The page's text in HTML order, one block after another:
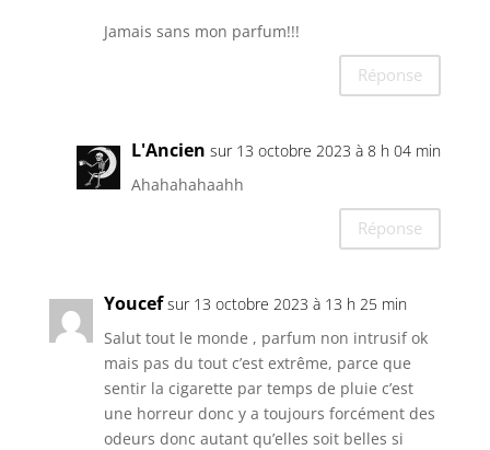
Jamais sans mon parfum!!!
Réponse
L'Ancien sur 13 octobre 2023 à 8 h 04 min
Ahahahahaahh
Réponse
Youcef sur 13 octobre 2023 à 13 h 25 min
Salut tout le monde , parfum non intrusif ok
mais pas du tout c’est extrême, parce que
sentir la cigarette par temps de pluie c’est
une horreur donc y a toujours forcément des
odeurs donc autant qu’elles soit belles si